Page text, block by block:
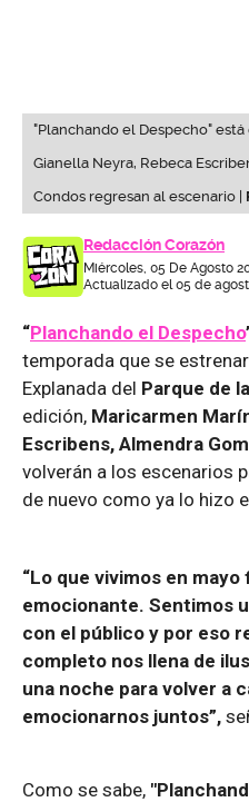
"Planchando el Despecho"
Gianella Neyra, Rebeca
Condos regresan al escenario |
Redacción Corazón
Miércoles, 05 De Agosto
Actualizado el 05 de
“Planchando el Despecho
temporada que se
Explanada del Parque de
edición, Maricarmen
Escribens, Almendra
volverán a los escenarios
de nuevo como ya lo hizo
“Lo que vivimos en
emocionante. Sentimos
con el público y por eso
completo nos llena de
una noche para volver a
emocionarnos juntos”,
Como se sabe,